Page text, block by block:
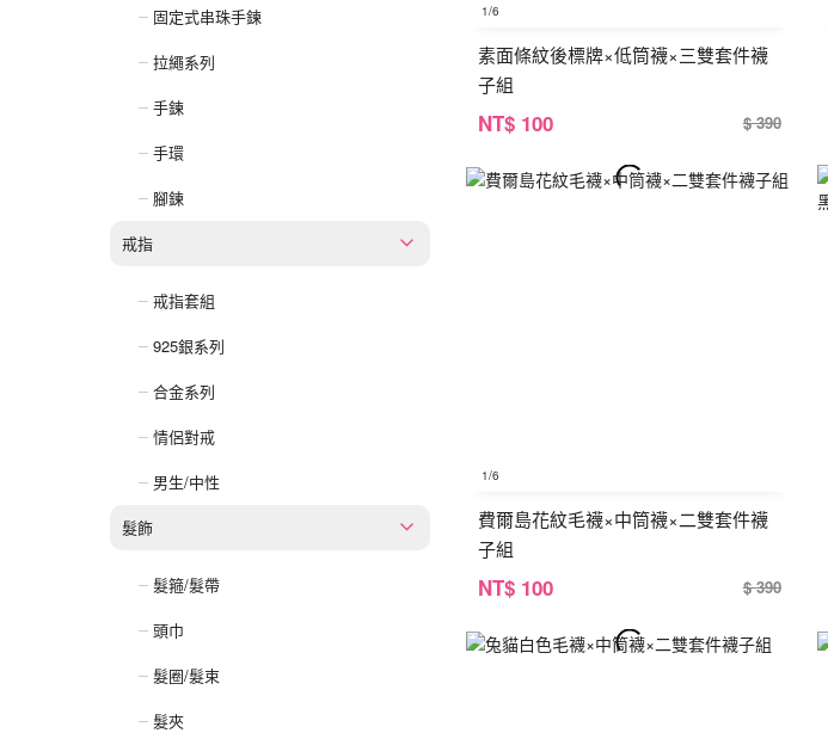
固定式串珠手鍊
拉繩系列
手鍊
手環
腳鍊
戒指
戒指套組
925銀系列
合金系列
情侶對戒
男生/中性
髮飾
髮箍/髮帶
頭巾
髮圈/髮束
髮夾
1/6
素面條紋後標牌×低筒襪×三雙套件襪
子組
NT$ 100 $ 390
1/6
費爾島花紋毛襪×中筒襪×二雙套件襪
子組
NT$ 100 $ 390